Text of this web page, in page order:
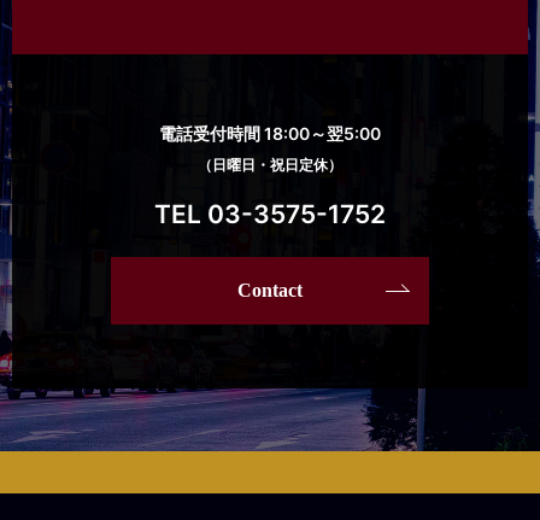
電話受付時間 18:00～翌5:00
（日曜日・祝日定休）
TEL 03-3575-1752
Contact